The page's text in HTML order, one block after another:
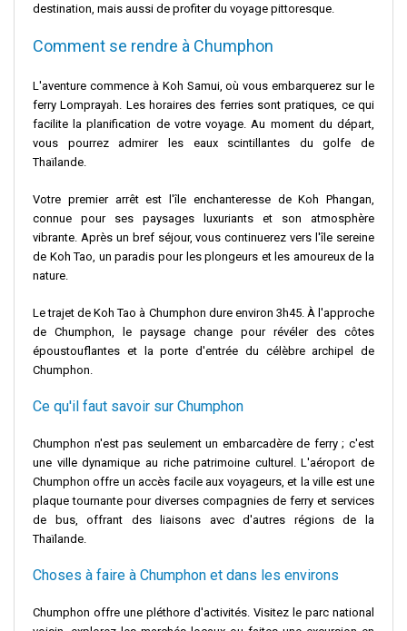
destination, mais aussi de profiter du voyage pittoresque.
Comment se rendre à Chumphon
L'aventure commence à Koh Samui, où vous embarquerez sur le
ferry Lomprayah. Les horaires des ferries sont pratiques, ce qui
facilite la planification de votre voyage. Au moment du départ,
vous pourrez admirer les eaux scintillantes du golfe de
Thaïlande.
Votre premier arrêt est l'île enchanteresse de Koh Phangan,
connue pour ses paysages luxuriants et son atmosphère
vibrante. Après un bref séjour, vous continuerez vers l'île sereine
de Koh Tao, un paradis pour les plongeurs et les amoureux de la
nature.
Le trajet de Koh Tao à Chumphon dure environ 3h45. À l'approche
de Chumphon, le paysage change pour révéler des côtes
époustouflantes et la porte d'entrée du célèbre archipel de
Chumphon.
Ce qu'il faut savoir sur Chumphon
Chumphon n'est pas seulement un embarcadère de ferry ; c'est
une ville dynamique au riche patrimoine culturel. L'aéroport de
Chumphon offre un accès facile aux voyageurs, et la ville est une
plaque tournante pour diverses compagnies de ferry et services
de bus, offrant des liaisons avec d'autres régions de la
Thaïlande.
Choses à faire à Chumphon et dans les environs
Chumphon offre une pléthore d'activités. Visitez le parc national